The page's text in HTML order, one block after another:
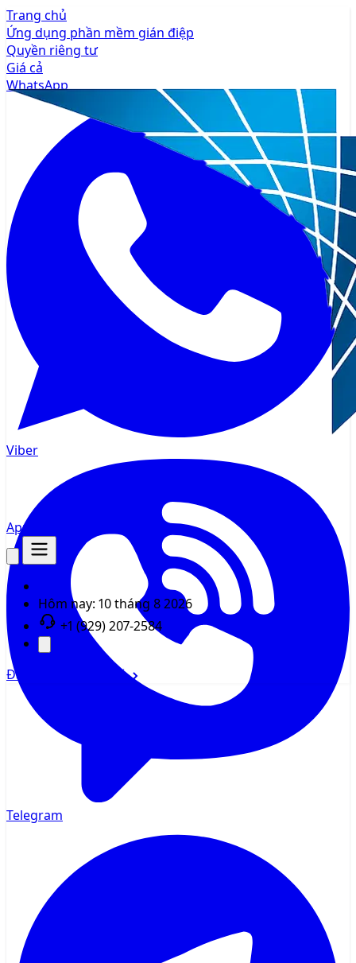
AppMsr
Hôm nay: 10 tháng 8 2026
+1 (929) 207-2584
Đăng nhập Đăng ký
Trang chủ
Ứng dụng phần mềm gián điệp
Quyền riêng tư
Giá cả
WhatsApp
Viber
Telegram